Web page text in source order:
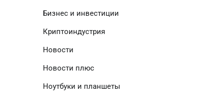
Бизнес и инвестиции
Криптоиндустрия
Новости
Новости плюс
Ноутбуки и планшеты